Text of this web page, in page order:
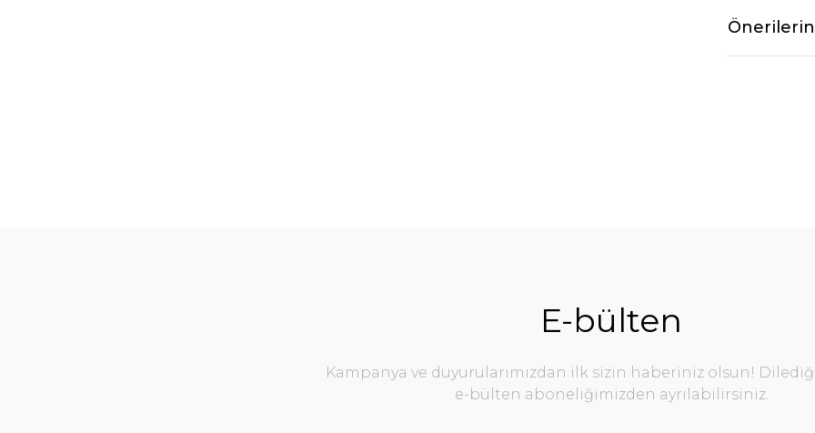
E-bülten
Kampanya ve duyurularımızdan ilk sizin haberiniz olsun!
e-bülten aboneliğimizden ayrılabilirsiniz.